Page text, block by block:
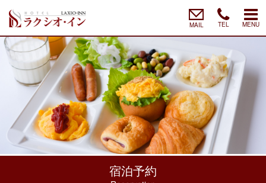
MAIL TEL MENU
宿泊予約